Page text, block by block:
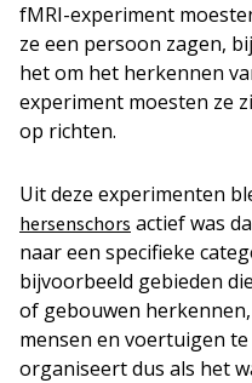
fMRI-experiment
ze een persoon zagen,
het om het herkennen
experiment moesten ze
op richten.
Uit deze experimenten
hersenschors actief was
naar een specifieke
bijvoorbeeld gebieden
of gebouwen
mensen en voertuigen
organiseert dus als het